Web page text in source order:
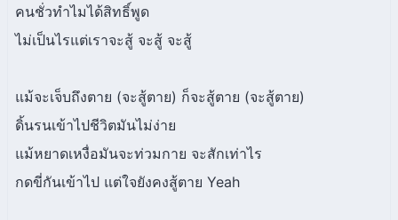
คนชั่วทำไมได้สิทธิ์พูด
ไม่เป็นไรแต่เราจะสู้ จะสู้ จะสู้
แม้จะเจ็บถึงตาย (จะสู้ตาย) ก็จะสู้ตาย (จะสู้ตาย)
ดิ้นรนเข้าไปชีวิตมันไม่ง่าย
แม้หยาดเหงื่อมันจะท่วมกาย จะสักเท่าไร
กดขี่กันเข้าไป แต่ใจยังคงสู้ตาย Yeah